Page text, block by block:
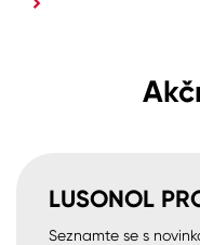
LUSONOL
Seznamte se s